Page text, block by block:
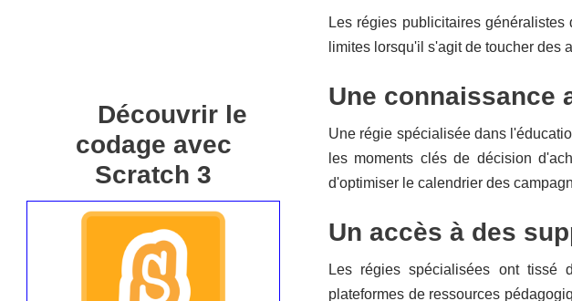
Découvrir le
codage avec
Scratch 3
Les régies publicitaires
limites lorsqu'il s'agit de toucher des
Une connaissance
Une régie spécialisée dans
les moments clés de décision
d'optimiser le calendrier des
Un accès à des
Les régies spécialisées ont tissé
plateformes de ressources